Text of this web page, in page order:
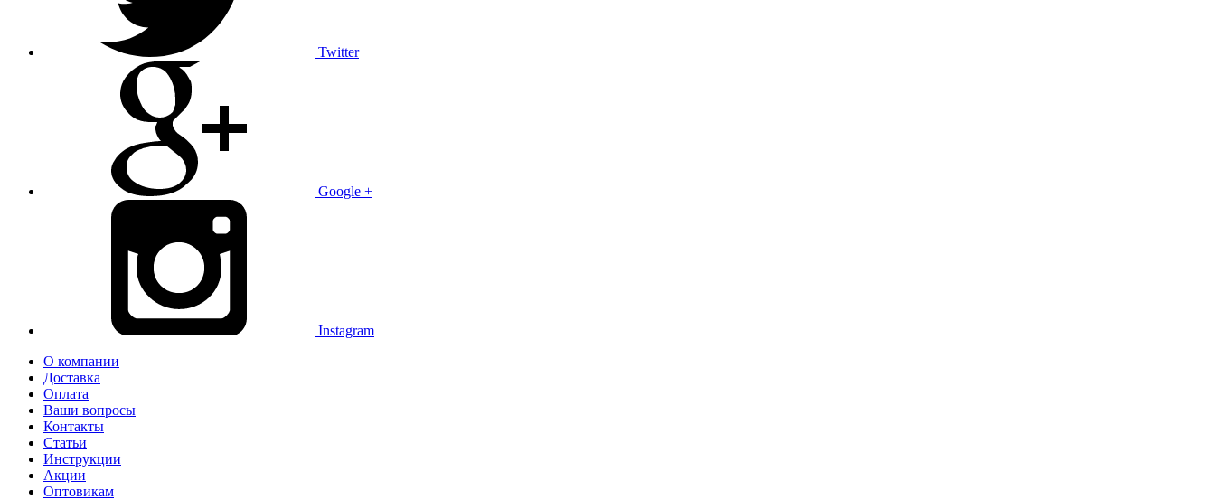
Twitter
Google +
Instagram
О компании
Доставка
Оплата
Ваши вопросы
Контакты
Статьи
Инструкции
Акции
Оптовикам